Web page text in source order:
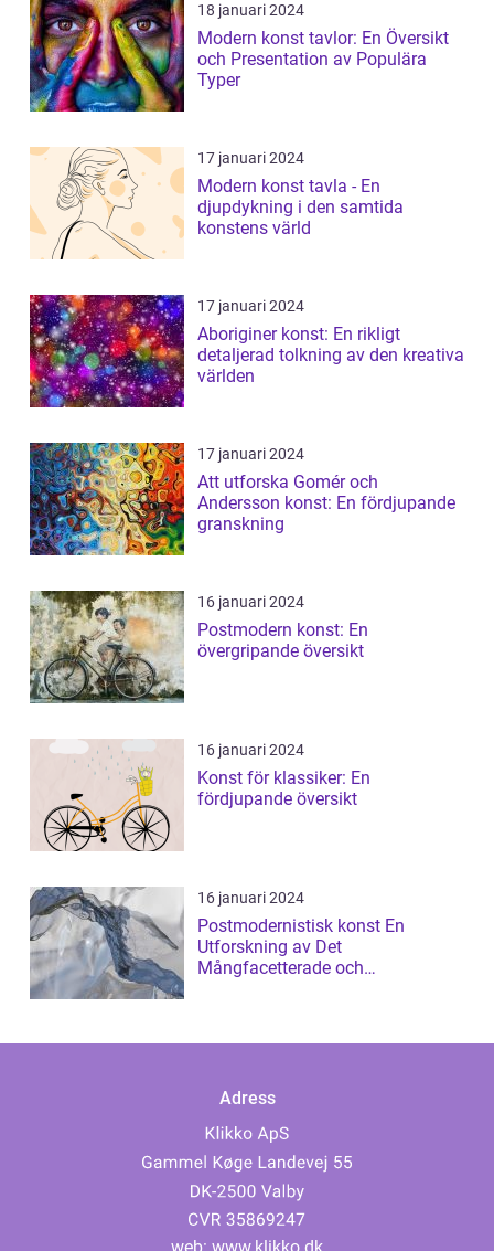
18 januari 2024
Modern konst tavlor: En Översikt
och Presentation av Populära
Typer
17 januari 2024
Modern konst tavla - En
djupdykning i den samtida
konstens värld
17 januari 2024
Aboriginer konst: En rikligt
detaljerad tolkning av den kreativa
världen
17 januari 2024
Att utforska Gomér och
Andersson konst: En fördjupande
granskning
16 januari 2024
Postmodern konst: En
övergripande översikt
16 januari 2024
Konst för klassiker: En
fördjupande översikt
16 januari 2024
Postmodernistisk konst En
Utforskning av Det
Mångfacetterade och
Adress